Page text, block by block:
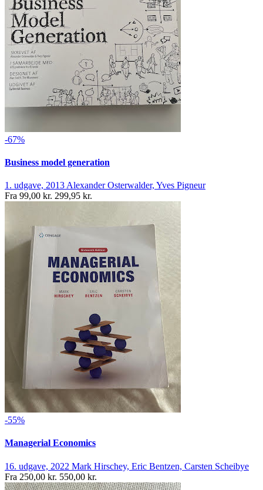
-67%
Business model generation
1. udgave, 2013 Alexander Osterwalder, Yves Pigneur
Fra 99,00 kr. 299,95 kr.
-55%
Managerial Economics
16. udgave, 2022 Mark Hirschey, Eric Bentzen, Carsten Scheibye
Fra 250,00 kr. 550,00 kr.